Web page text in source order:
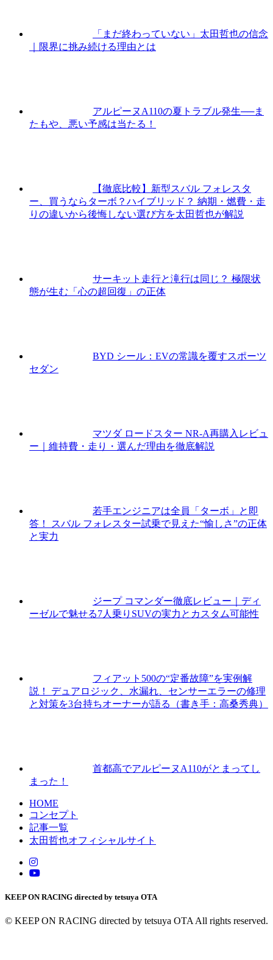
「まだ終わっていない」太田哲也の信念
｜限界に挑み続ける理由とは
アルピーヌA110の夏トラブル発生──ま
たもや、悪い予感は当たる！
【徹底比較】新型スバル フォレスタ
ー、買うならターボ？ハイブリッド？ 納期・燃費・走
りの違いから後悔しない選び方を太田哲也が解説
サーキット走行と滝行は同じ？ 極限状
態が生む「心の超回復」の正体
BYD シール：EVの常識を覆すスポーツ
セダン
マツダ ロードスター NR-A再購入レビュ
ー｜維持費・走り・選んだ理由を徹底解説
若手エンジニアは全員「ターボ」と即
答！ スバル フォレスター試乗で見えた“愉しさ”の正体
と実力
ジープ コマンダー徹底レビュー｜ディ
ーゼルで魅せる7人乗りSUVの実力とカスタム可能性
フィアット500の“定番故障”を実例解
説！ デュアロジック、水漏れ、センサーエラーの修理
と対策を3台持ちオーナーが語る（書き手：高桑秀典）
首都高でアルピーヌA110がとまってし
まった！
HOME
コンセプト
記事一覧
太田哲也オフィシャルサイト
KEEP ON RACING directed by tetsuya OTA
© KEEP ON RACING directed by tetsuya OTA All rights reserved.